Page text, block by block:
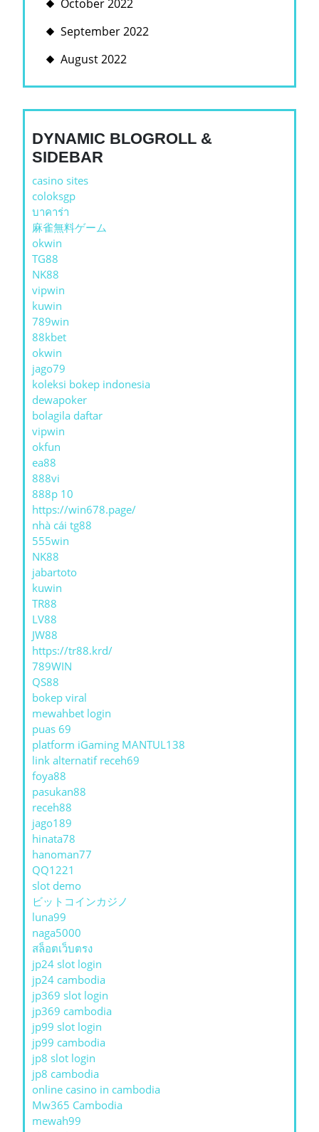
October 2022
September 2022
August 2022
DYNAMIC BLOGROLL &
SIDEBAR
casino sites
coloksgp
บาคาร่า
麻雀無料ゲーム
okwin
TG88
NK88
vipwin
kuwin
789win
88kbet
okwin
jago79
koleksi bokep indonesia
dewapoker
bolagila daftar
vipwin
okfun
ea88
888vi
888p 10
https://win678.page/
nhà cái tg88
555win
NK88
jabartoto
kuwin
TR88
LV88
JW88
https://tr88.krd/
789WIN
QS88
bokep viral
mewahbet login
puas 69
platform iGaming MANTUL138
link alternatif receh69
foya88
pasukan88
receh88
jago189
hinata78
hanoman77
QQ1221
slot demo
ビットコインカジノ
luna99
naga5000
สล็อตเว็บตรง
jp24 slot login
jp24 cambodia
jp369 slot login
jp369 cambodia
jp99 slot login
jp99 cambodia
jp8 slot login
jp8 cambodia
online casino in cambodia
Mw365 Cambodia
mewah99